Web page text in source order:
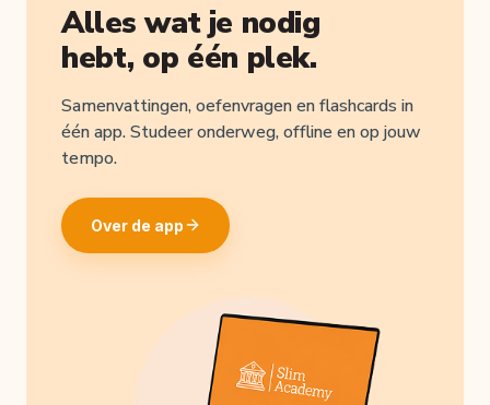
Alles wat je nodig
hebt, op één plek.
Samenvattingen, oefenvragen en flashcards in
één app. Studeer onderweg, offline en op jouw
tempo.
Over de app